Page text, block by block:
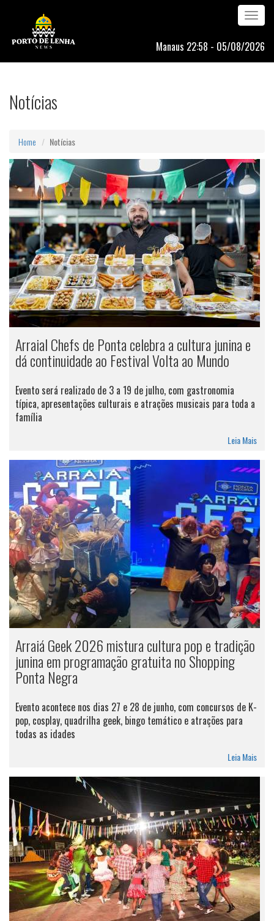
Toggle
navigation
Manaus 22:58 - 05/08/2026
Notícias
Home Notícias
Arraial Chefs de Ponta celebra a cultura junina e
dá continuidade ao Festival Volta ao Mundo
Evento será realizado de 3 a 19 de julho, com gastronomia
típica, apresentações culturais e atrações musicais para toda a
família
Leia Mais
Arraiá Geek 2026 mistura cultura pop e tradição
junina em programação gratuita no Shopping
Ponta Negra
Evento acontece nos dias 27 e 28 de junho, com concursos de K-
pop, cosplay, quadrilha geek, bingo temático e atrações para
todas as idades
Leia Mais